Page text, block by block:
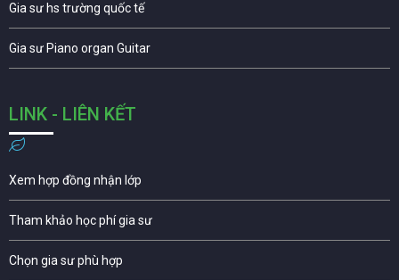
Gia sư hs trường quốc tế
Gia sư Piano organ Guitar
LINK - LIÊN KẾT
Xem hợp đồng nhận lớp
Tham khảo học phí gia sư
Chọn gia sư phù hợp